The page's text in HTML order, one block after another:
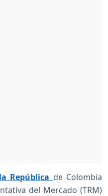
República de Colombia
del Mercado (TRM)